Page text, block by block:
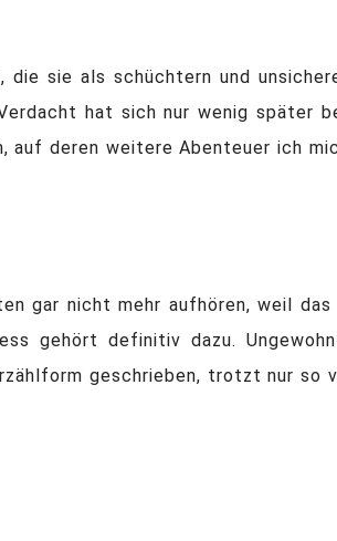
sie als schüchtern und
hat sich nur wenig später
auf deren weitere Abenteuer ich
gar nicht mehr aufhören, weil das
gehört definitiv dazu.
geschrieben, trotzt nur so